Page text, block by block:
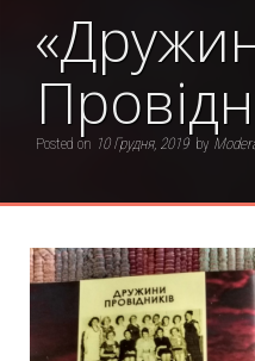
Posted on 10 Грудня, 2019 by